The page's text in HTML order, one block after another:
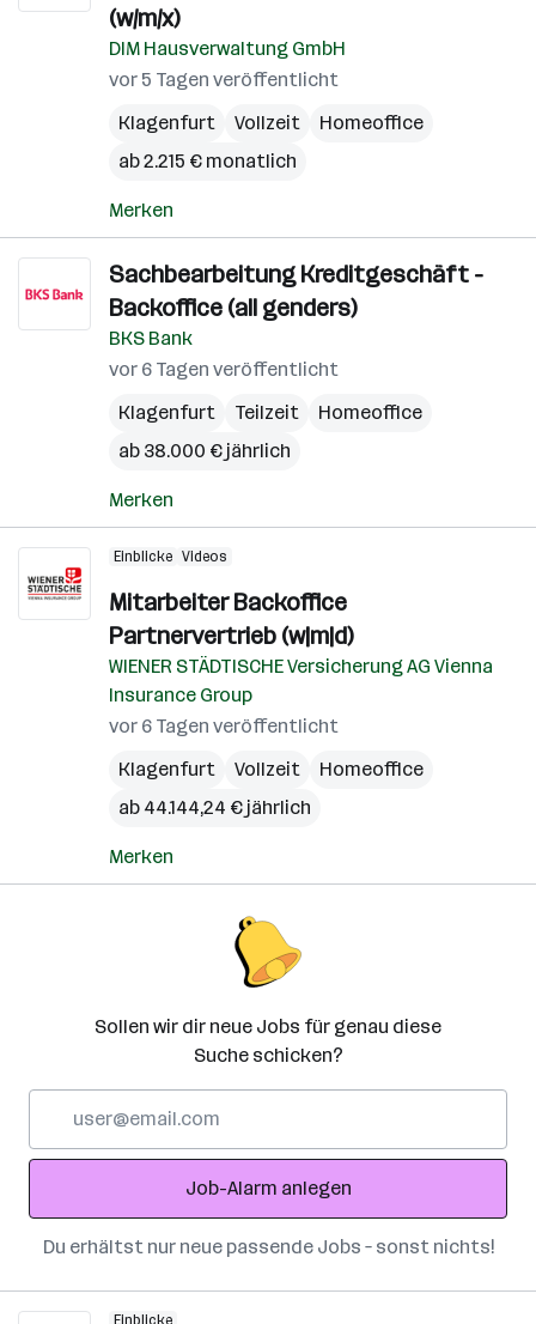
(w/m/x)
DIM Hausverwaltung GmbH
vor 5 Tagen veröffentlicht
Klagenfurt
Vollzeit
Homeoffice
ab 2.215 € monatlich
Merken
Sachbearbeitung Kreditgeschäft -
Backoffice (all genders)
BKS Bank
vor 6 Tagen veröffentlicht
Klagenfurt
Teilzeit
Homeoffice
ab 38.000 € jährlich
Merken
Einblicke Videos
Mitarbeiter Backoffice
Partnervertrieb (w|m|d)
WIENER STÄDTISCHE Versicherung AG Vienna
Insurance Group
vor 6 Tagen veröffentlicht
Klagenfurt
Vollzeit
Homeoffice
ab 44.144,24 € jährlich
Merken
Sollen wir dir neue Jobs für genau diese
Suche schicken?
Adresse
Job-Alarm anlegen
Du erhältst nur neue passende Jobs – sonst nichts!
Einblicke